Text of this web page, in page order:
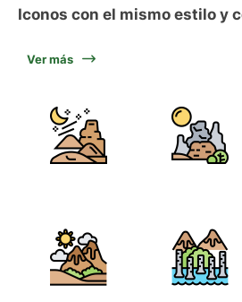
Iconos con el mismo estilo y
Ver más